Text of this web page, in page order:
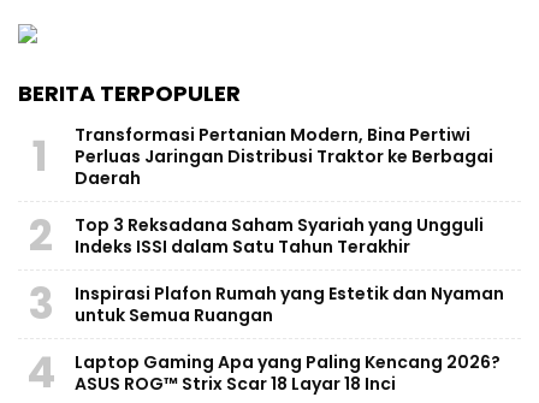
BERITA TERPOPULER
1
Transformasi Pertanian Modern, Bina Pertiwi
Perluas Jaringan Distribusi Traktor ke Berbagai
Daerah
2
Top 3 Reksadana Saham Syariah yang Ungguli
Indeks ISSI dalam Satu Tahun Terakhir
3
Inspirasi Plafon Rumah yang Estetik dan Nyaman
untuk Semua Ruangan
4
Laptop Gaming Apa yang Paling Kencang 2026?
ASUS ROG™ Strix Scar 18 Layar 18 Inci